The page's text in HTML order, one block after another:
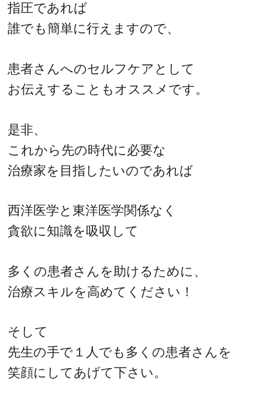
指圧であれば
誰でも簡単に行えますので、
患者さんへのセルフケアとして
お伝えすることもオススメです。
是非、
これから先の時代に必要な
治療家を目指したいのであれば
西洋医学と東洋医学関係なく
貪欲に知識を吸収して
多くの患者さんを助けるために、
治療スキルを高めてください！
そして
先生の手で１人でも多くの患者さんを
笑顔にしてあげて下さい。